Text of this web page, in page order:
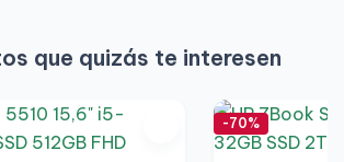
que quizás te interesen
-70%